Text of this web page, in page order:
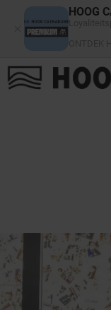
HOOG
FAQ
HET
Cookies beheer paneel